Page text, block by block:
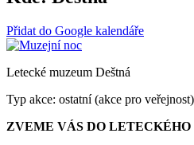
Přidat do Google kalendáře
Letecké muzeum Deštná
Typ akce: ostatní (akce pro veřejnost)
ZVEME VÁS DO